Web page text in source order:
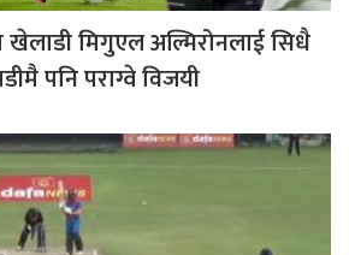
खेलाडी मिगुएल अल्मिरोनलाई सिधै
पनि पराग्वे विजयी